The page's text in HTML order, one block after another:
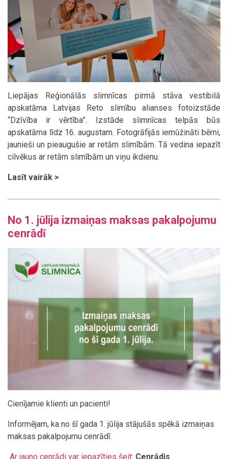
Liepājas Reģionālās slimnīcas pirmā stāva vestibilā
apskatāma Latvijas Reto slimību alianses fotoizstāde
“Dzīvība ir vērtība”. Izstāde slimnīcas telpās būs
apskatāma līdz 16. augustam. Fotogrāfijās iemūžināti bērni,
jaunieši un pieaugušie ar retām slimībām. Tā vedina iepazīt
cilvēkus ar retām slimībām un viņu ikdienu.
Lasīt vairāk >
No 1. jūlija izmaiņas maksas pakalpojumu
cenrādī
Cienījamie klienti un pacienti!
Informējam, ka no šī gada 1. jūlija stājušās spēkā izmaiņas
maksas pakalpojumu cenrādī.
Ar jauno cenrādi var iepazīties šeit: Cenrādis